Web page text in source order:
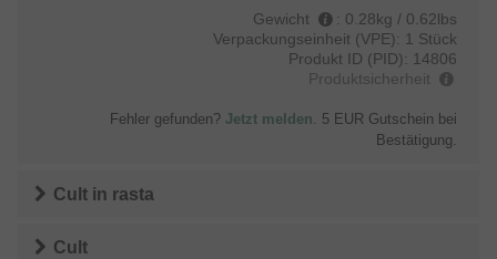
Gewicht : 0.28kg / 0.62lbs
Verpackungseinheit (VPE): 1 Stück
Produkt ID (PID): 14806
Produktsicherheit
Fehler gefunden? Jetzt melden. 5 EUR Gutschein bei
Bestätigung.
Cult in rasta
Cult